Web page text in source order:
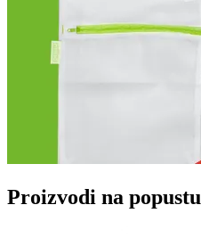
Proizvodi na popustu